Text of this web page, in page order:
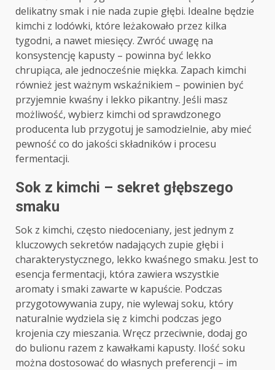
delikatny smak i nie nada zupie głębi. Idealne będzie
kimchi z lodówki, które leżakowało przez kilka
tygodni, a nawet miesięcy. Zwróć uwagę na
konsystencję kapusty – powinna być lekko
chrupiąca, ale jednocześnie miękka. Zapach kimchi
również jest ważnym wskaźnikiem – powinien być
przyjemnie kwaśny i lekko pikantny. Jeśli masz
możliwość, wybierz kimchi od sprawdzonego
producenta lub przygotuj je samodzielnie, aby mieć
pewność co do jakości składników i procesu
fermentacji.
Sok z kimchi – sekret głębszego
smaku
Sok z kimchi, często niedoceniany, jest jednym z
kluczowych sekretów nadających zupie głębi i
charakterystycznego, lekko kwaśnego smaku. Jest to
esencja fermentacji, która zawiera wszystkie
aromaty i smaki zawarte w kapuście. Podczas
przygotowywania zupy, nie wylewaj soku, który
naturalnie wydziela się z kimchi podczas jego
krojenia czy mieszania. Wręcz przeciwnie, dodaj go
do bulionu razem z kawałkami kapusty. Ilość soku
można dostosować do własnych preferencji – im